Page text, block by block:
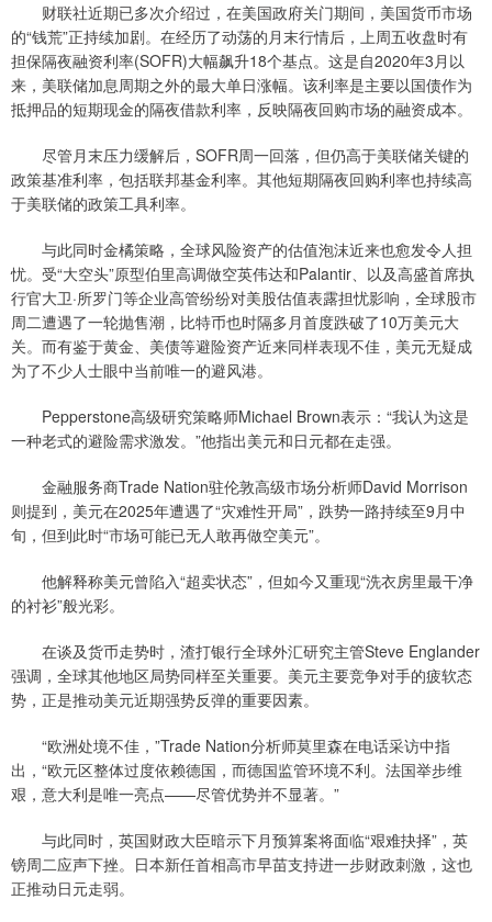
财联社近期已多次介绍过，在美国政府关门期间，美国货币市场
的“钱荒”正持续加剧。在经历了动荡的月末行情后，上周五收盘时有
担保隔夜融资利率(SOFR)大幅飙升18个基点。这是自2020年3月以
来，美联储加息周期之外的最大单日涨幅。该利率是主要以国债作为
抵押品的短期现金的隔夜借款利率，反映隔夜回购市场的融资成本。
尽管月末压力缓解后，SOFR周一回落，但仍高于美联储关键的
政策基准利率，包括联邦基金利率。其他短期隔夜回购利率也持续高
于美联储的政策工具利率。
与此同时金橘策略，全球风险资产的估值泡沫近来也愈发令人担
忧。受“大空头”原型伯里高调做空英伟达和Palantir、以及高盛首席执
行官大卫·所罗门等企业高管纷纷对美股估值表露担忧影响，全球股市
周二遭遇了一轮抛售潮，比特币也时隔多月首度跌破了10万美元大
关。而有鉴于黄金、美债等避险资产近来同样表现不佳，美元无疑成
为了不少人士眼中当前唯一的避风港。
Pepperstone高级研究策略师Michael Brown表示：“我认为这是
一种老式的避险需求激发。”他指出美元和日元都在走强。
金融服务商Trade Nation驻伦敦高级市场分析师David Morrison
则提到，美元在2025年遭遇了“灾难性开局”，跌势一路持续至9月中
旬，但到此时“市场可能已无人敢再做空美元”。
他解释称美元曾陷入“超卖状态”，但如今又重现“洗衣房里最干净
的衬衫”般光彩。
在谈及货币走势时，渣打银行全球外汇研究主管Steve Englander
强调，全球其他地区局势同样至关重要。美元主要竞争对手的疲软态
势，正是推动美元近期强势反弹的重要因素。
“欧洲处境不佳，”Trade Nation分析师莫里森在电话采访中指
出，“欧元区整体过度依赖德国，而德国监管环境不利。法国举步维
艰，意大利是唯一亮点——尽管优势并不显著。”
与此同时，英国财政大臣暗示下月预算案将面临“艰难抉择”，英
镑周二应声下挫。日本新任首相高市早苗支持进一步财政刺激，这也
正推动日元走弱。